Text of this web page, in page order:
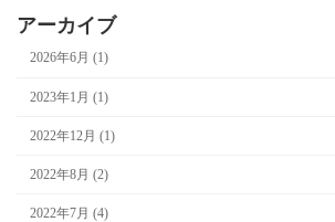
アーカイブ
2026年6月 (1)
2023年1月 (1)
2022年12月 (1)
2022年8月 (2)
2022年7月 (4)